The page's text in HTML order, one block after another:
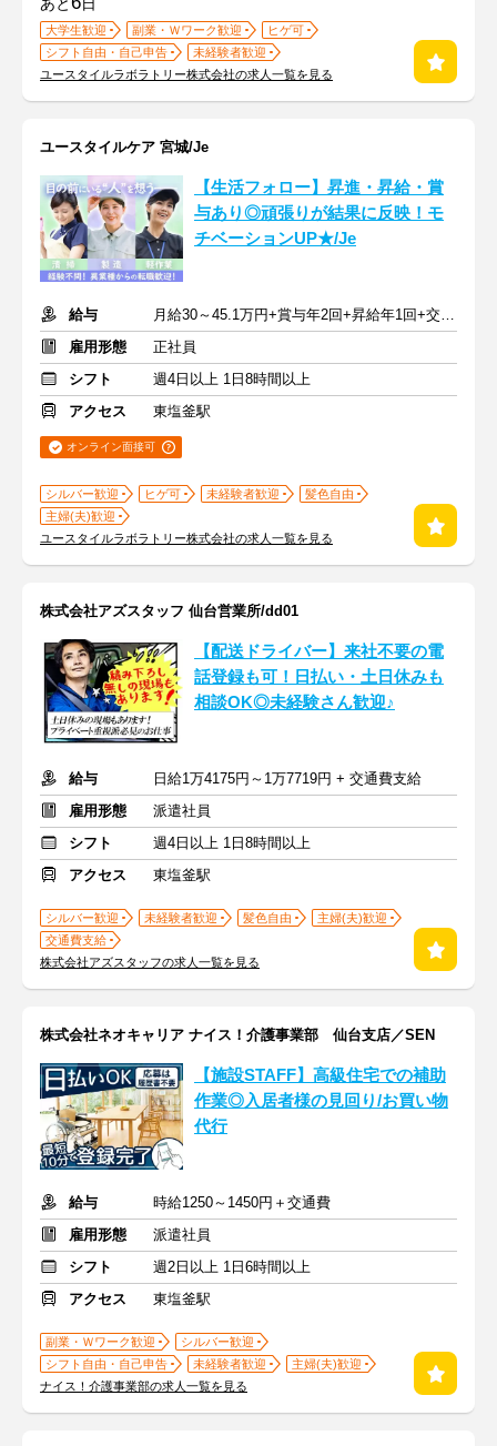
大学生歓迎 副業・Ｗワーク歓迎
ヒゲ可
シフト自由・自己申告
未経験者歓迎
ユースタイルラボラトリー株式会社の求人一覧を見る
ユースタイルケア 宮城/Je
【生活フォロー】昇進・昇給・賞
与あり◎頑張りが結果に反映！モ
チベーションUP★/Je
給与
月給30～45.1万円+賞与年2回+昇給年1回+交通費全額
雇用形態
正社員
シフト
週4日以上 1日8時間以上
アクセス
東塩釜駅
オンライン面接可
シルバー歓迎 ヒゲ可 未経験者歓迎
髪色自由
主婦(夫)歓迎
ユースタイルラボラトリー株式会社の求人一覧を見る
株式会社アズスタッフ 仙台営業所/dd01
【配送ドライバー】来社不要の電
話登録も可！日払い・土日休みも
相談OK◎未経験さん歓迎♪
給与
日給1万4175円～1万7719円 + 交通費支給
雇用形態
派遣社員
シフト
週4日以上 1日8時間以上
アクセス
東塩釜駅
シルバー歓迎 未経験者歓迎 髪色自由
主婦(夫)歓迎
交通費支給
株式会社アズスタッフの求人一覧を見る
株式会社ネオキャリア ナイス！介護事業部 仙台支店／SEN
【施設STAFF】高級住宅での補助
作業◎入居者様の見回り/お買い物
代行
給与
時給1250～1450円＋交通費
雇用形態
派遣社員
シフト
週2日以上 1日6時間以上
アクセス
東塩釜駅
副業・Ｗワーク歓迎
シルバー歓迎
シフト自由・自己申告
未経験者歓迎
主婦(夫)歓迎
ナイス！介護事業部の求人一覧を見る